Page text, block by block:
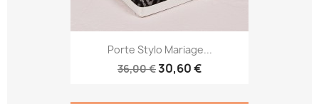
Porte Stylo Mariage...
36,00 €30,60 €